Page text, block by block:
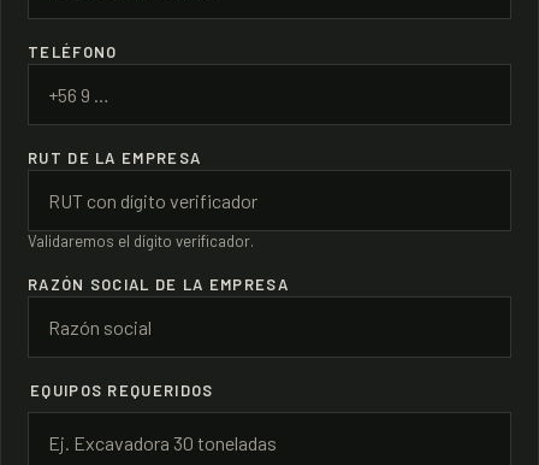
TELÉFONO
RUT DE LA EMPRESA
Validaremos el dígito verificador.
RAZÓN SOCIAL DE LA EMPRESA
EQUIPOS REQUERIDOS